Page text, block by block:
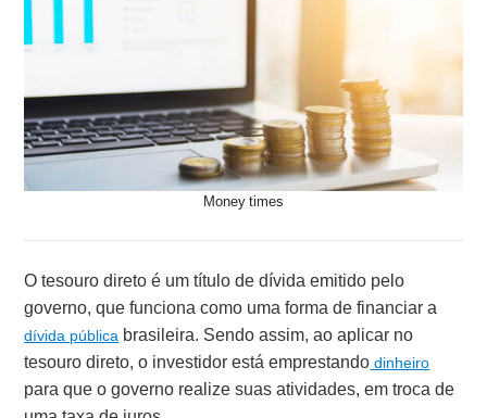
Money times
O tesouro direto é um título de dívida emitido pelo
governo, que funciona como uma forma de financiar a
dívida pública brasileira. Sendo assim, ao aplicar no
tesouro direto, o investidor está emprestando dinheiro
para que o governo realize suas atividades, em troca de